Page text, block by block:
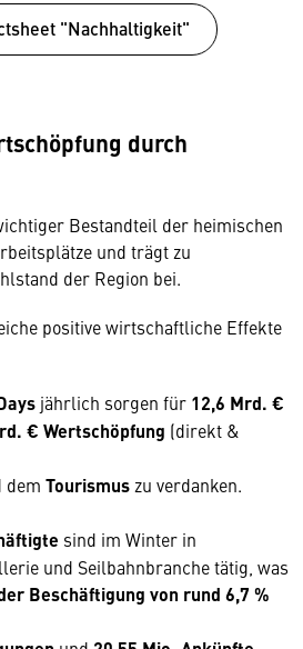
"Nachhaltigkeit"
durch
Bestandteil der heimischen
und trägt zu
der Region bei.
positive wirtschaftliche Effekte
jährlich sorgen für 12,6 Mrd. €
€ Wertschöpfung (direkt &
dem Tourismus zu verdanken.
sind im Winter in
und Seilbahnbranche tätig, was
Beschäftigung von rund 6,7 %